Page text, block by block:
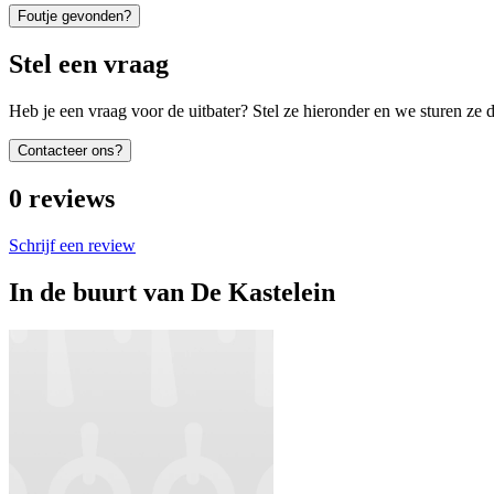
Foutje gevonden?
Stel een vraag
Heb je een vraag voor de uitbater? Stel ze hieronder en we sturen ze
Contacteer ons?
0 reviews
Schrijf een review
In de buurt van De Kastelein